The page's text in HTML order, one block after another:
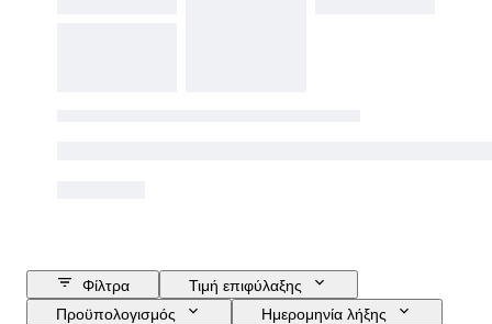
Φίλτρα
Τιμή επιφύλαξης
Προϋπολογισμός
Ημερομηνία λήξης